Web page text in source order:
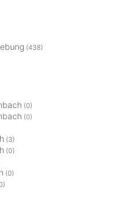
(438)
(0)
(0)
(3)
(0)
(0)